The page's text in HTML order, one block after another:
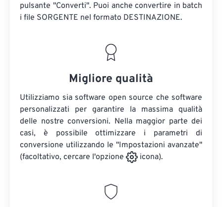
pulsante "Converti". Puoi anche convertire in batch
i file SORGENTE nel formato DESTINAZIONE.
Migliore qualità
Utilizziamo sia software open source che software
personalizzati per garantire la massima qualità
delle nostre conversioni. Nella maggior parte dei
casi, è possibile ottimizzare i parametri di
conversione utilizzando le "Impostazioni avanzate"
(facoltativo, cercare l'opzione
icona).